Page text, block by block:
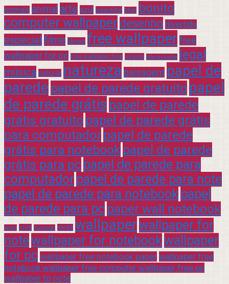
animais animal arte azul beautiful blue bonito
computer wallpaper desenho divertido
especial filme filmes free wallpaper free
wallpaper for pc free wallpaper free infantil interessante legal
música natural natureza paisagem papel de
parede papel de parede gratuito papel
de parede grátis papel de parede
grátis gratuito papel de parede grátis
para computador papel de parede
grátis para notebook papel de parede
grátis para pc papel de parede para
computador papel de parede para note
papel de parede para notebook papel
de parede para pc paper wall notebook
praia rock sucesso verde wallpaperwallpaper for
notewallpaper for notebookwallpaper
for pc wallpaper free notebook paper wallpaper free
notebook wallpaper free computer wallpaper free pc
wallpaper to note